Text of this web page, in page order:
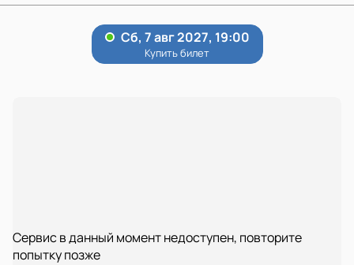
Сервис в данный момент недоступен, повторите
попытку позже